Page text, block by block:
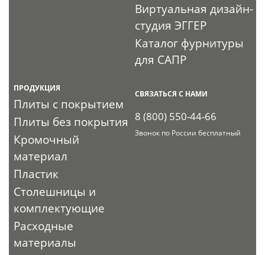
Виртуальная дизайн-
студия ЭГГЕР
Каталог фурнитуры
для САПР
ПРОДУКЦИЯ
Плиты с покрытием
Плиты без покрытия
Кромочный
материал
Пластик
Столешницы и
комплектующие
Расходные
материалы
СВЯЗАТЬСЯ С НАМИ
8 (800) 550-44-66
Звонок по России бесплатный